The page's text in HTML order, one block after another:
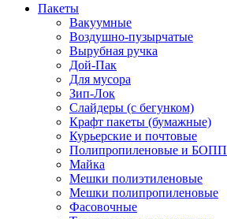
Пакеты
Вакуумные
Воздушно-пузырчатые
Вырубная ручка
Дой-Пак
Для мусора
Зип-Лок
Слайдеры (с бегунком)
Крафт пакеты (бумажные)
Курьерские и почтовые
Полипропиленовые и БОПП
Майка
Мешки полиэтиленовые
Мешки полипропиленовые
Фасовочные